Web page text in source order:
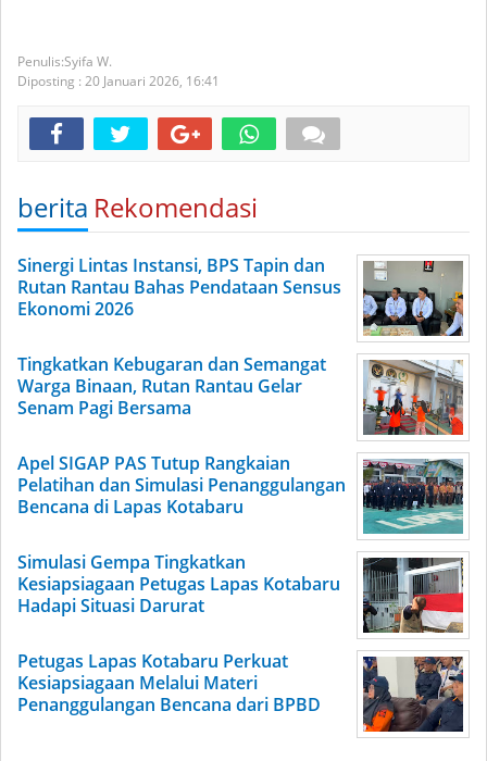
Syifa W.
Diposting : 20 Januari 2026, 16:41
berita Rekomendasi
Sinergi Lintas Instansi, BPS Tapin dan
Rutan Rantau Bahas Pendataan Sensus
Ekonomi 2026
Tingkatkan Kebugaran dan Semangat
Warga Binaan, Rutan Rantau Gelar
Senam Pagi Bersama
Apel SIGAP PAS Tutup Rangkaian
Pelatihan dan Simulasi Penanggulangan
Bencana di Lapas Kotabaru
Simulasi Gempa Tingkatkan
Kesiapsiagaan Petugas Lapas Kotabaru
Hadapi Situasi Darurat
Petugas Lapas Kotabaru Perkuat
Kesiapsiagaan Melalui Materi
Penanggulangan Bencana dari BPBD